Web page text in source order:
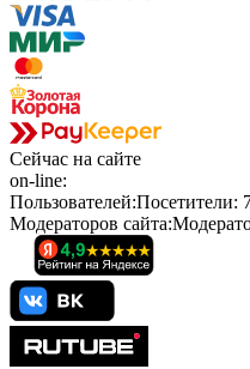
Сейчас на сайте
on-line:
Пользователей:Посетители:
Модераторов сайта: